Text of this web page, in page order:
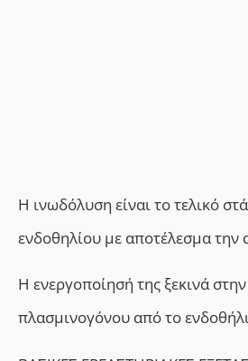
Η ινωδόλυση είναι το τελικό
ενδοθηλίου με αποτέλεσμα την
Η ενεργοποίησή της ξεκινά
πλασμινογόνου από το